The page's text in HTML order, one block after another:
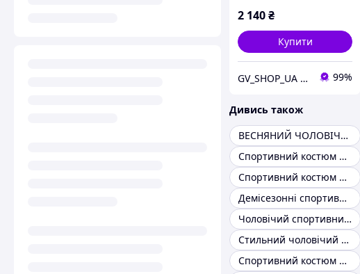
2 140₴
Купити
GV_SHOP_UA — чоловічий одяг нового покоління 99%
Дивись також
ВЕСНЯНИЙ ЧОЛОВІЧИЙ КОСТЮМ
Спортивний костюм чоловічий Туреччина
Спортивний костюм жіночий весна-осінь
Демісезонні спортивні костюми
Чоловічий спортивний костюм для прогулянок
Стильний чоловічий спортивний костюм
Спортивний костюм чоловічий турція інтернет-магазин